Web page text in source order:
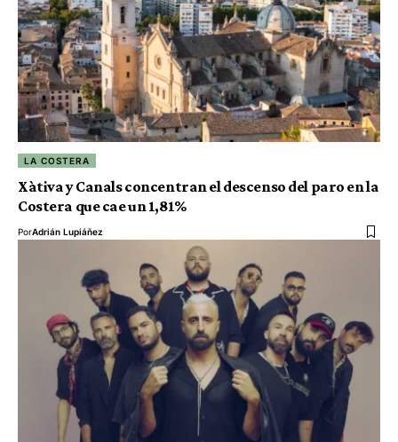
LA COSTERA
Xàtiva y Canals concentran el descenso del paro en la
Costera que cae un 1,81%
PorAdrián Lupiáñez